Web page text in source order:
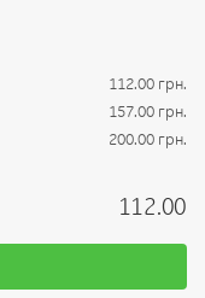
112.00 грн.
157.00 грн.
200.00 грн.
112.00